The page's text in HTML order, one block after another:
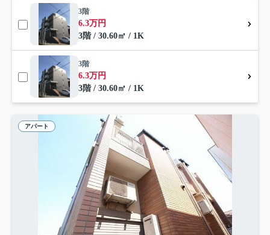
3階
6.3万円
3階 / 30.60㎡ / 1K
3階
6.3万円
3階 / 30.60㎡ / 1K
アパート